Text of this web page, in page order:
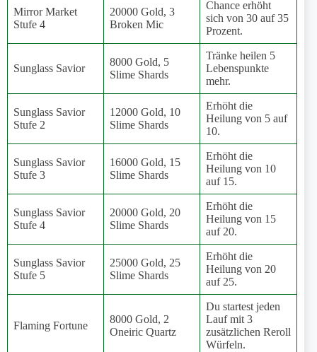
Mirror Market
Stufe 4
20000 Gold, 3
Broken Mic
Chance erhöht
sich von 30 auf 35
Prozent.
Sunglass Savior
8000 Gold, 5
Slime Shards
Tränke heilen 5
Lebenspunkte
mehr.
Sunglass Savior
Stufe 2
12000 Gold, 10
Slime Shards
Erhöht die
Heilung von 5 auf
10.
Sunglass Savior
Stufe 3
16000 Gold, 15
Slime Shards
Erhöht die
Heilung von 10
auf 15.
Sunglass Savior
Stufe 4
20000 Gold, 20
Slime Shards
Erhöht die
Heilung von 15
auf 20.
Sunglass Savior
Stufe 5
25000 Gold, 25
Slime Shards
Erhöht die
Heilung von 20
auf 25.
Flaming Fortune
8000 Gold, 2
Oneiric Quartz
Du startest jeden
Lauf mit 3
zusätzlichen Reroll
Würfeln.